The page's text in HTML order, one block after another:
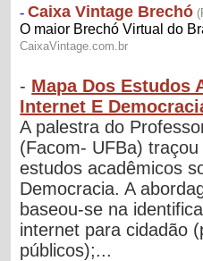
- Mapa Dos Estudos
Internet E
A palestra do
(Facom- UFBa)
estudos acadêmicos
Democracia. A
baseou-se na
internet para cidadão
públicos);...